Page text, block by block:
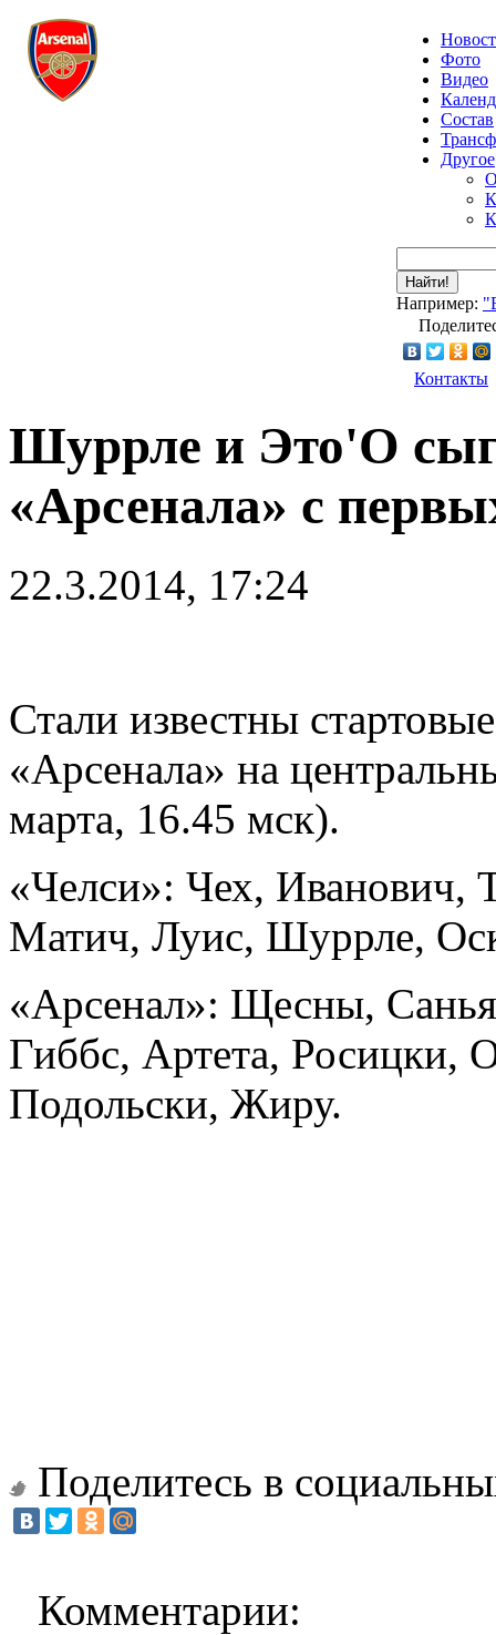
Фото
Видео
Состав
Другое
Найти!
Например:
Контакты
Шуррле и Это'О
«Арсенала» с
22.3.2014, 17:24
Стали известны
«Арсенала» на
марта, 16.45 мск).
«Челси»: Чех, Иванович,
Матич, Луис, Шуррле,
«Арсенал»: Щесны,
Гиббс, Артета, Росицки,
Подольски, Жиру.
Поделитесь в
Комментарии: